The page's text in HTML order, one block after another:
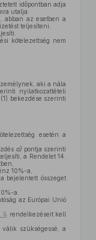
időpontban adja
utalja.
abban az esetben a
teljesíteni.
kötelezettség nem
aki a nála
nyilatkozattételi
bekezdése szerinti
esetén a
a) pontja szerinti
a Rendelet 14.
10%-a,
bejelentett összeget
a.
az Európai Unió
§ rendelkezéseit kell
szükségessé, a